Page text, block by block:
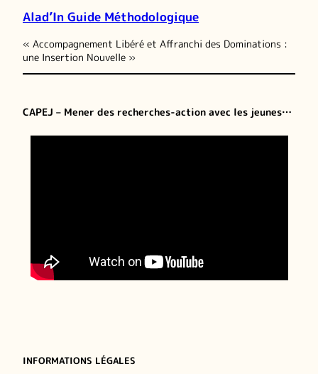
Alad’In Guide Méthodologique
« Accompagnement Libéré et Affranchi des Dominations :
une Insertion Nouvelle »
CAPEJ – Mener des recherches-action avec les jeunes…
INFORMATIONS LÉGALES